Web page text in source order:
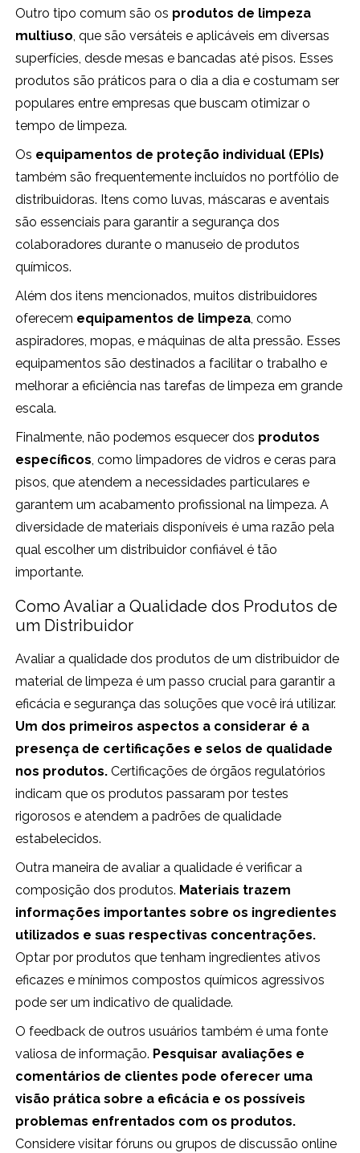
Outro tipo comum são os produtos de limpeza
multiuso, que são versáteis e aplicáveis em diversas
superfícies, desde mesas e bancadas até pisos. Esses
produtos são práticos para o dia a dia e costumam ser
populares entre empresas que buscam otimizar o
tempo de limpeza.
Os equipamentos de proteção individual (EPIs)
também são frequentemente incluídos no portfólio de
distribuidoras. Itens como luvas, máscaras e aventais
são essenciais para garantir a segurança dos
colaboradores durante o manuseio de produtos
químicos.
Além dos itens mencionados, muitos distribuidores
oferecem equipamentos de limpeza, como
aspiradores, mopas, e máquinas de alta pressão. Esses
equipamentos são destinados a facilitar o trabalho e
melhorar a eficiência nas tarefas de limpeza em grande
escala.
Finalmente, não podemos esquecer dos produtos
específicos, como limpadores de vidros e ceras para
pisos, que atendem a necessidades particulares e
garantem um acabamento profissional na limpeza. A
diversidade de materiais disponíveis é uma razão pela
qual escolher um distribuidor confiável é tão
importante.
Como Avaliar a Qualidade dos Produtos de
um Distribuidor
Avaliar a qualidade dos produtos de um distribuidor de
material de limpeza é um passo crucial para garantir a
eficácia e segurança das soluções que você irá utilizar.
Um dos primeiros aspectos a considerar é a
presença de certificações e selos de qualidade
nos produtos. Certificações de órgãos regulatórios
indicam que os produtos passaram por testes
rigorosos e atendem a padrões de qualidade
estabelecidos.
Outra maneira de avaliar a qualidade é verificar a
composição dos produtos. Materiais trazem
informações importantes sobre os ingredientes
utilizados e suas respectivas concentrações.
Optar por produtos que tenham ingredientes ativos
eficazes e mínimos compostos químicos agressivos
pode ser um indicativo de qualidade.
O feedback de outros usuários também é uma fonte
valiosa de informação. Pesquisar avaliações e
comentários de clientes pode oferecer uma
visão prática sobre a eficácia e os possíveis
problemas enfrentados com os produtos.
Considere visitar fóruns ou grupos de discussão online